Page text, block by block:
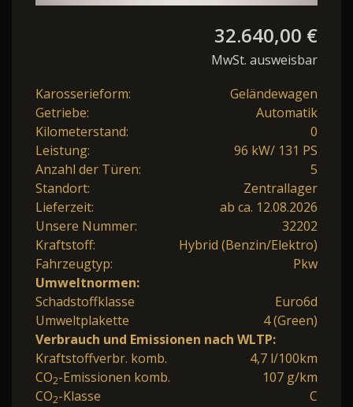
32.640,00 €
MwSt. ausweisbar
Karosserieform:
Geländewagen
Getriebe:
Automatik
Kilometerstand:
0
Leistung:
96 kW/ 131 PS
Anzahl der Türen:
5
Standort:
Zentrallager
Lieferzeit:
ab ca. 12.08.2026
Unsere Nummer:
32202
Kraftstoff:
Hybrid (Benzin/Elektro)
Fahrzeugtyp:
Pkw
Umweltnormen:
Schadstoffklasse
Euro6d
Umweltplakette
4 (Green)
Verbrauch und Emissionen nach WLTP:
Kraftstoffverbr. komb.
4,7 l/100km
CO2-Emissionen komb.
107 g/km
CO2-Klasse C